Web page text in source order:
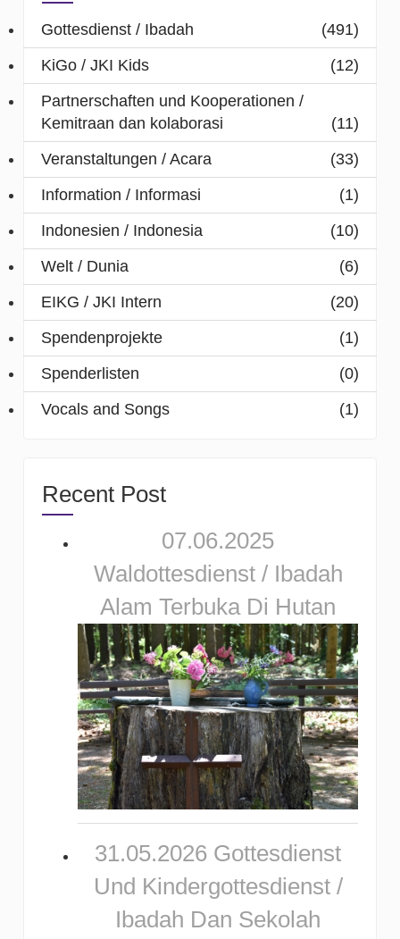
Gottesdienst / Ibadah
(491)
KiGo / JKI Kids
(12)
Partnerschaften und Kooperationen /
Kemitraan dan kolaborasi
(11)
Veranstaltungen / Acara
(33)
Information / Informasi
(1)
Indonesien / Indonesia
(10)
Welt / Dunia
(6)
EIKG / JKI Intern
(20)
Spendenprojekte
(1)
Spenderlisten
(0)
Vocals and Songs
(1)
Recent Post
07.06.2025
Waldottesdienst / Ibadah
Alam Terbuka Di Hutan
31.05.2026 Gottesdienst
Und Kindergottesdienst /
Ibadah Dan Sekolah